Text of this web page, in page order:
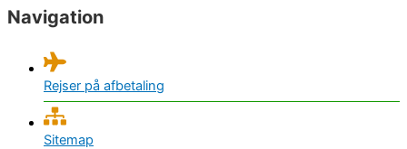
Navigation
Rejser på afbetaling
Sitemap